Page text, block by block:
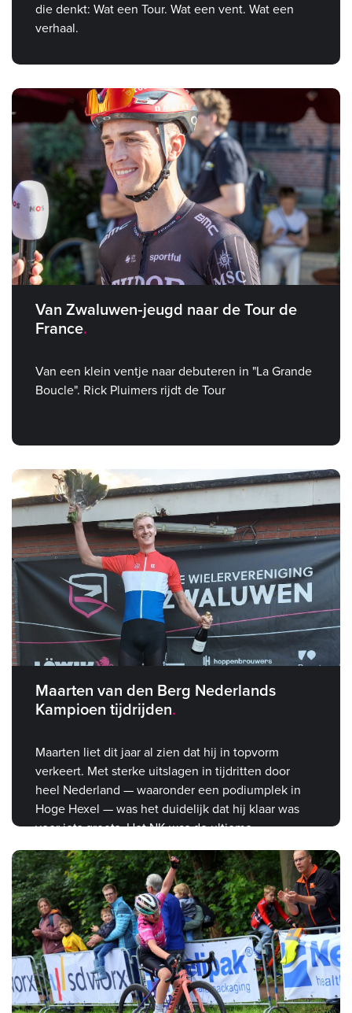
die denkt: Wat een Tour. Wat een vent. Wat een
verhaal.
Van Zwaluwen‑jeugd naar de Tour de
France
Van een klein ventje naar debuteren in "La Grande
Boucle". Rick Pluimers rijdt de Tour
Maarten van den Berg Nederlands
Kampioen tijdrijden
Maarten liet dit jaar al zien dat hij in topvorm
verkeert. Met sterke uitslagen in tijdritten door
heel Nederland — waaronder een podiumplek in
Hoge Hexel — was het duidelijk dat hij klaar was
voor iets groots. Het NK was de ultieme
bevestiging.